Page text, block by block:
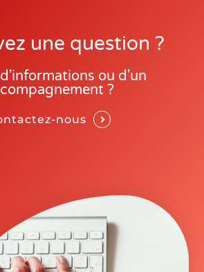
une question ?
ou d'un
?
nous